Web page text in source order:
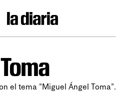
el tema "Miguel Ángel Toma".